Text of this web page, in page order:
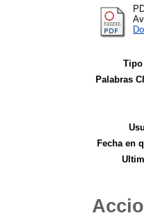
Tipo
Palabras
Fecha en